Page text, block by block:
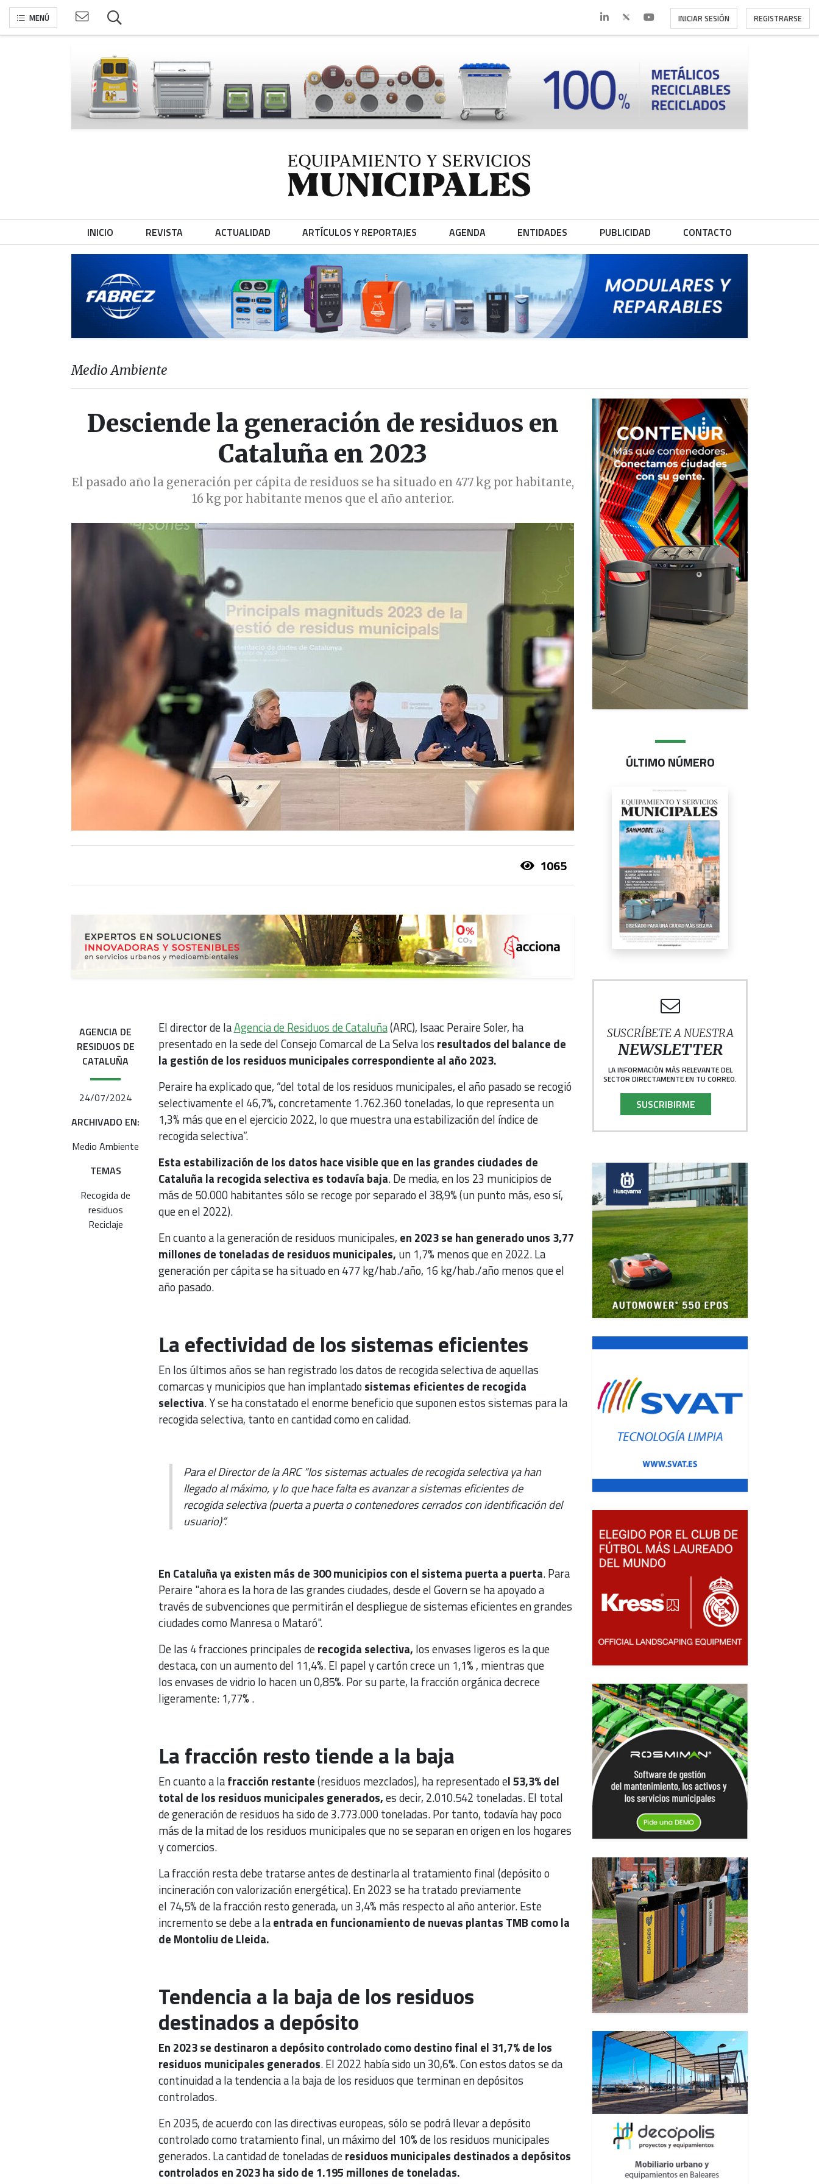
MENÚ INICIAR SESIÓN REGISTRARSE
INICIO REVISTA ACTUALIDAD ARTÍCULOS Y REPORTAJES AGENDA ENTIDADES PUBLICIDAD CONTACTO
Medio Ambiente
Desciende la generación de residuos en
Cataluña en 2023
El pasado año la generación per cápita de residuos se ha situado en 477 kg por habitante,
16 kg por habitante menos que el año anterior.
1065
AGENCIA DE
RESIDUOS DE
CATALUÑA
24/07/2024
ARCHIVADO EN:
Medio Ambiente
TEMAS
Recogida de
residuos
Reciclaje
El director de laAgencia de Residuos de Cataluña(ARC), Isaac Peraire Soler, ha
presentado en la sede del Consejo Comarcal de La Selva los resultados del balance de
la gestión de los residuos municipales correspondiente al año 2023.
Peraire ha explicado que, “del total de los residuos municipales, el año pasado se recogió
selectivamente el 46,7%, concretamente 1.762.360 toneladas, lo que representa un
1,3% más que en el ejercicio 2022, lo que muestra una estabilización del índice de
recogida selectiva”.
Esta estabilización de los datos hace visible que en las grandes ciudades de
Cataluña la recogida selectiva es todavía baja. De media, en los 23 municipios de
más de 50.000 habitantes sólo se recoge por separado el 38,9% (un punto más, eso sí,
que en el 2022).
En cuanto a la generación de residuos municipales, en 2023 se han generado unos 3,77
millones de toneladas de residuos municipales, un 1,7% menos que en 2022. La
generación per cápita se ha situado en 477 kg/hab./año, 16 kg/hab./año menos que el
año pasado.
La efectividad de los sistemas eficientes
En los últimos años se han registrado los datos de recogida selectiva de aquellas
comarcas y municipios que han implantado sistemas eficientes de recogida
selectiva. Y se ha constatado el enorme beneficio que suponen estos sistemas para la
recogida selectiva, tanto en cantidad como en calidad.
Para el Director de la ARC “los sistemas actuales de recogida selectiva ya han
llegado al máximo, y lo que hace falta es avanzar a sistemas eficientes de
recogida selectiva (puerta a puerta o contenedores cerrados con identificación del
usuario)”.
En Cataluña ya existen más de 300 municipios con el sistema puerta a puerta. Para
Peraire "ahora es la hora de las grandes ciudades, desde el Govern se ha apoyado a
través de subvenciones que permitirán el despliegue de sistemas eficientes en grandes
ciudades como Manresa o Mataró".
De las 4 fracciones principales derecogida selectiva, los envases ligeros es la que
destaca, con un aumento del 11,4%. El papel y cartón crece un 1,1% , mientras que
los envases de vidrio lo hacen un 0,85%. Por su parte, la fracción orgánica decrece
ligeramente: 1,77% .
La fracción resto tiende a la baja
En cuanto a lafracción restante(residuos mezclados), ha representado el 53,3% del
total de los residuos municipales generados,es decir, 2.010.542 toneladas. El total
de generación de residuos ha sido de 3.773.000 toneladas. Por tanto, todavía hay poco
más de la mitad de los residuos municipales que no se separan en origen en los hogares
y comercios.
La fracción resta debe tratarse antes de destinarla al tratamiento final (depósito o
incineración con valorización energética). En 2023 se ha tratado previamente
el 74,5% de la fracción resto generada, un 3,4% más respecto al año anterior. Este
incremento se debe a laentrada en funcionamiento de nuevas plantas TMB como la
de Montoliu de Lleida.
Tendencia a la baja de los residuos
destinados a depósito
En 2023 se destinaron a depósito controlado como destino final el 31,7% de los
residuos municipales generados. El 2022 había sido un 30,6%. Con estos datos se da
continuidad a la tendencia a la baja de los residuos que terminan en depósitos
controlados.
En 2035, de acuerdo con las directivas europeas, sólo se podrá llevar a depósito
controlado como tratamiento final, un máximo del 10% de los residuos municipales
generados. La cantidad de toneladas deresiduos municipales destinados a depósitos
controlados en 2023 ha sido de 1.195 millones de toneladas.
ÚLTIMO NÚMERO
SUSCRÍBETE A NUESTRA
NEWSLETTER
LA INFORMACIÓN MÁS RELEVANTE DEL
SECTOR DIRECTAMENTE EN TU CORREO.
SUSCRIBIRME